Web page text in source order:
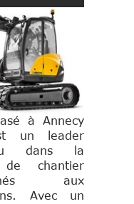
à Annecy
un leader
dans la
de chantier
aux
Avec un